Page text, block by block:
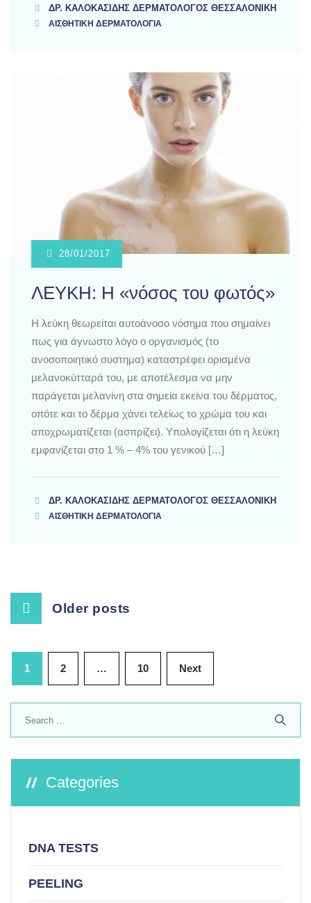
ΔΡ. ΚΑΛΟΚΑΣΊΔΗΣ ΔΕΡΜΑΤΟΛΌΓΟΣ ΘΕΣΣΑΛΟΝΊΚΗ
ΑΙΣΘΗΤΙΚΗ ΔΕΡΜΑΤΟΛΟΓΙΑ
28/01/2017
ΛΕΥΚΗ: Η «νόσος του φωτός»
Η λεύκη θεωρείται αυτοάνοσο νόσημα που σημαίνει
πως για άγνωστο λόγο ο οργανισμός (το
ανοσοποιητικό συστημα) καταστρέφει ορισμένα
μελανοκύτταρά του, με αποτέλεσμα να μην
παράγεται μελανίνη στα σημεία εκείνα του δέρματος,
οπότε και το δέρμα χάνει τελείως το χρώμα του και
αποχρωματίζεται (ασπρίζει). Υπολογίζεται ότι η λεύκη
εμφανίζεται στο 1 % – 4% του γενικού […]
ΔΡ. ΚΑΛΟΚΑΣΊΔΗΣ ΔΕΡΜΑΤΟΛΌΓΟΣ ΘΕΣΣΑΛΟΝΊΚΗ
ΑΙΣΘΗΤΙΚΗ ΔΕΡΜΑΤΟΛΟΓΙΑ
Posts
navigation
Older posts
Posts
pagination
1 2 … 10 Next
Categories
DNA TESTS
PEELING